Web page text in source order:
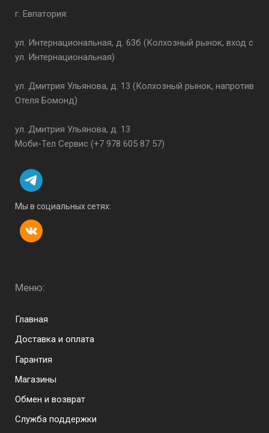
Меню:
Menu footer
Главная
Доставка и оплата
Гарантия
Магазины
Обмен и возврат
Служба поддержки
г. Евпатория:
ул. Интернациональная, д. 63б (Колхозный рынок, вход с
ул. Интернациональная)
ул. Дмитрия Ульянова, д. 13 (Колхозный рынок, напротив
Отеля Бомонд)
ул. Дмитрия Ульянова, д. 13
Моби-Тел Сервис (+7 978 605 87 57)
Мы в социальных сетях: